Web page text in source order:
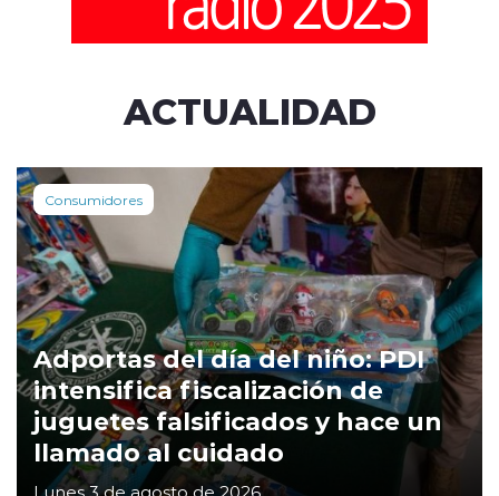
ACTUALIDAD
Consumidores
Adportas del día del niño: PDI
intensifica fiscalización de
juguetes falsificados y hace un
llamado al cuidado
Lunes 3 de agosto de 2026